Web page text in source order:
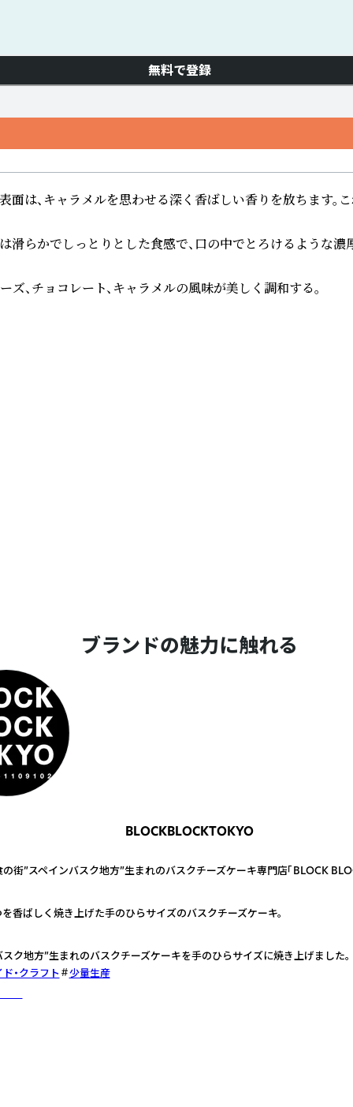
無料で登録
、キャラメルを思わせる深く香ばしい香りを放ちます
かでしっとりとした食感で、口の中でとろけるような
、チョコレート、キャラメルの風味が美しく調和する。
ブランドの魅力に触れる
BLOCKBLOCKTOKYO
街”スペインバスク地方”生まれのバスクチーズケーキ専門店「BLOCK
香ばしく焼き上げた手のひらサイズのバスクチーズケーキ。
スク地方”生まれのバスクチーズケーキを手のひらサイズに焼き上げました。
・クラフト
少量生産